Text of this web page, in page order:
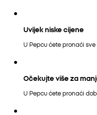
Uvijek niske cijene
U Pepcu ćete pronaći
Očekujte više za
U Pepcu ćete pronaći